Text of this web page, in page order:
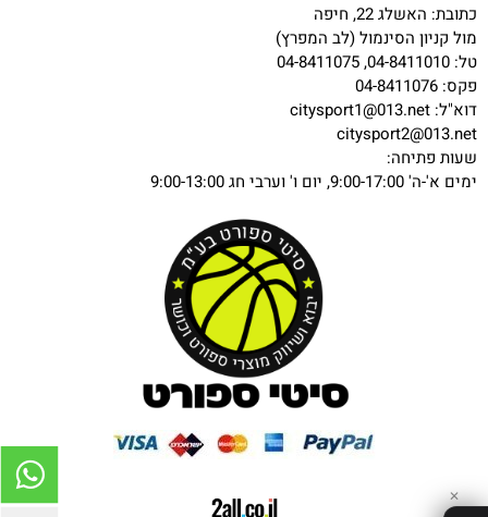
כתובת: האשלג 22, חיפה
מול קניון הסינמול (לב המפרץ)
טל: 04-8411010, 04-8411075
פקס: 04-8411076
דוא"ל: citysport1@013.net
citysport2@013.net
שעות פתיחה:
ימים א'-ה' 9:00-17:00, יום ו' וערבי חג 9:00-13:00
✕